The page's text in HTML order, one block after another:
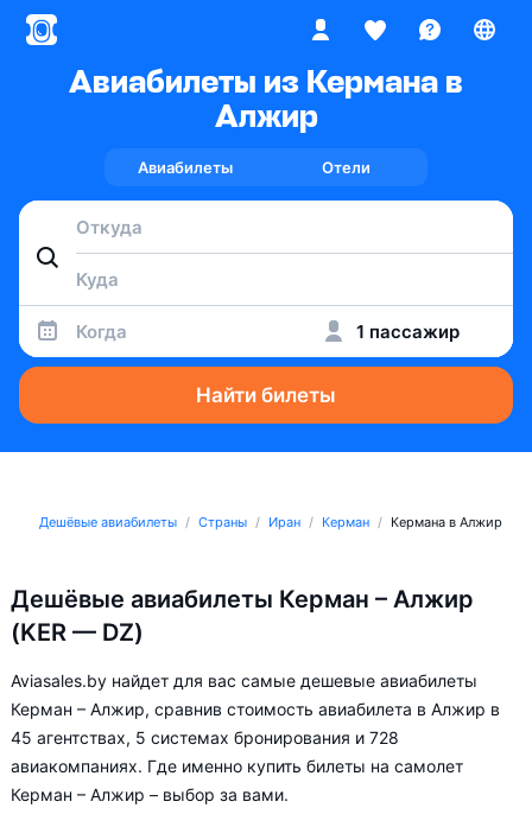
Авиабилеты из Кермана в
Алжир
Авиабилеты Отели
Когда 1 пассажир
Найти билеты
Дешёвые авиабилеты Страны Иран Керман Кермана в Алжир
Дешёвые авиабилеты Керман – Алжир
(KER — DZ)
Aviasales.by найдет для вас самые дешевые авиабилеты
Керман – Алжир, сравнив стоимость авиабилета в Алжир в
45 агентствах, 5 системах бронирования и 728
авиакомпаниях. Где именно купить билеты на самолет
Керман – Алжир – выбор за вами.